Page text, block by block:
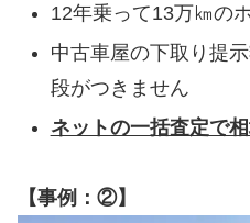
12年乗って13万㎞の
中古車屋の下取り提
段がつきません
ネットの一括査定で
【事例：②】